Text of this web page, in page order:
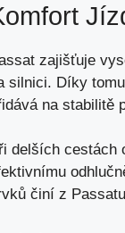
zajišťuje
silnici. Díky
na stabilitě
delších cestách
činí z